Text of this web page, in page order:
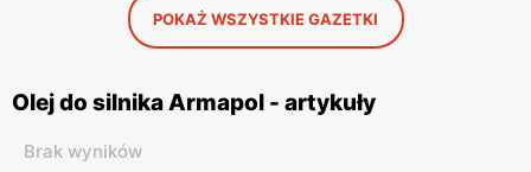
POKAŻ WSZYSTKIE GAZETKI
Olej do silnika Armapol - artykuły
Brak wyników